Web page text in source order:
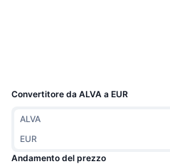
Convertitore da ALVA a EUR
ALVA
EUR
Andamento del prezzo